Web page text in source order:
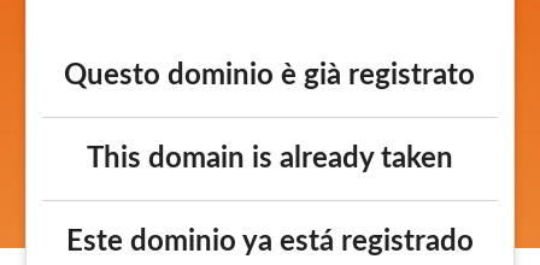
Questo dominio è già registrato
This domain is already taken
Este dominio ya está registrado